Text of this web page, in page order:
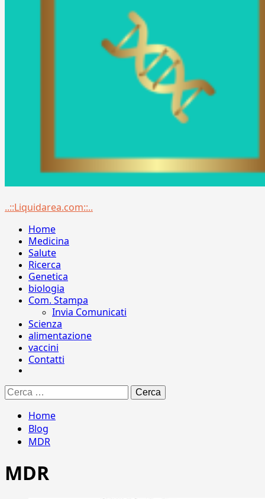
Menu
..::Liquidarea.com::..
Home
Medicina
Salute
Ricerca
Genetica
biologia
Com. Stampa
Invia Comunicati
Scienza
alimentazione
vaccini
Contatti
Ricerca
per:
Home
Blog
MDR
MDR